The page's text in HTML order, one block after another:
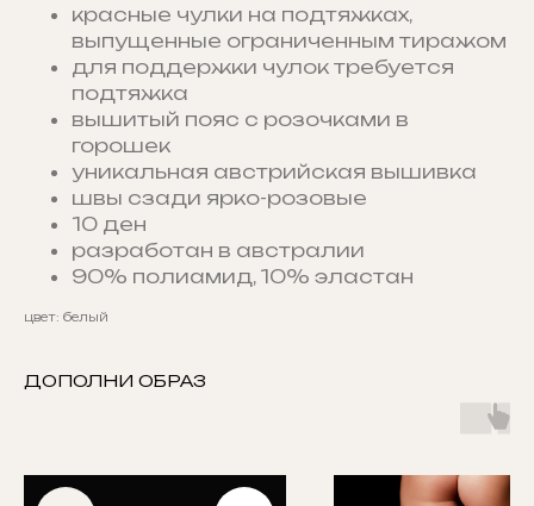
красные чулки на подтяжках,
выпущенные ограниченным тиражом
для поддержки чулок требуется
подтяжка
вышитый пояс с розочками в
горошек
уникальная австрийская вышивка
швы сзади ярко-розовые
10 ден
разработан в австралии
90% полиамид, 10% эластан
цвет: белый
ДОПОЛНИ ОБРАЗ